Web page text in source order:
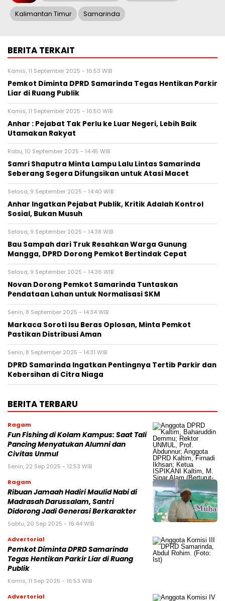
Kalimantan Timur Samarinda
BERITA TERKAIT
Kamis, 11 September 2025 - 16:53 WIB
Pemkot Diminta DPRD Samarinda Tegas Hentikan Parkir
Liar di Ruang Publik
Kamis, 11 September 2025 - 16:50 WIB
Anhar : Pejabat Tak Perlu ke Luar Negeri, Lebih Baik
Utamakan Rakyat
Rabu, 10 September 2025 - 14:45 WIB
Samri Shaputra Minta Lampu Lalu Lintas Samarinda
Seberang Segera Difungsikan untuk Atasi Macet
Selasa, 9 September 2025 - 14:40 WIB
Anhar Ingatkan Pejabat Publik, Kritik Adalah Kontrol
Sosial, Bukan Musuh
Selasa, 9 September 2025 - 14:38 WIB
Bau Sampah dari Truk Resahkan Warga Gunung
Mangga, DPRD Dorong Pemkot Bertindak Cepat
Selasa, 9 September 2025 - 14:36 WIB
Novan Dorong Pemkot Samarinda Tuntaskan
Pendataan Lahan untuk Normalisasi SKM
Senin, 8 September 2025 - 14:34 WIB
Markaca Soroti Isu Beras Oplosan, Minta Pemkot
Pastikan Distribusi Aman
Senin, 8 September 2025 - 14:31 WIB
DPRD Samarinda Ingatkan Pentingnya Tertib Parkir dan
Kebersihan di Citra Niaga
BERITA TERBARU
Ragam
Fun Fishing di Kolam Kampus: Saat Tali
Pancing Menyatukan Alumni dan
Civitas Unmul
Senin, 22 Sep 2025 - 12:53 WIB
Ragam
Ribuan Jamaah Hadiri Maulid Nabi di
Madrasah Darussalam, Santri
Didorong Jadi Generasi Berkarakter
Sabtu, 20 Sep 2025 - 16:44 WIB
Advertorial
Pemkot Diminta DPRD Samarinda
Tegas Hentikan Parkir Liar di Ruang
Publik
Kamis, 11 Sep 2025 - 16:53 WIB
Advertorial